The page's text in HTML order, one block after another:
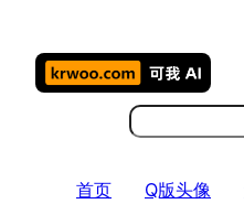
搜
索
首页 Q版头像